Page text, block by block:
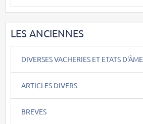
LES ANCIENNES
DIVERSES VACHERIES ET ETATS D'ÂME
ARTICLES DIVERS
BREVES